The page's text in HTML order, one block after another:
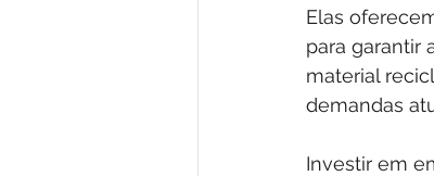
Elas
para garantir
material
demandas
Investir em